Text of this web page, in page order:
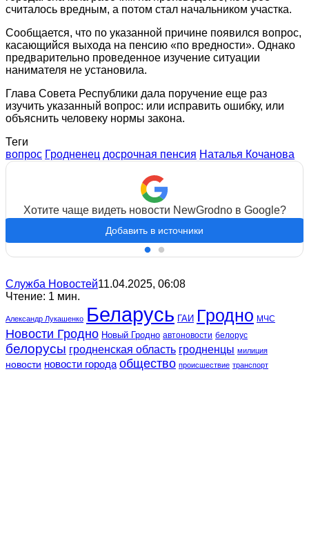
считалось вредным, а потом стал начальником участка.
Сообщается, что по указанной причине появился вопрос,
касающийся выхода на пенсию «по вредности». Однако
предварительно проведенное изучение ситуации
нанимателя не установила.
Глава Совета Республики дала поручение еще раз
изучить указанный вопрос: или исправить ошибку, или
объяснить человеку нормы закона.
Теги
вопрос Гродненец досрочная пенсия Наталья Кочанова
Хотите чаще видеть новости NewGrodno в Google?
Добавить в источники
Служба Новостей11.04.2025, 06:08
Чтение: 1 мин.
Александр Лукашенко Беларусь ГАИ Гродно МЧС
Новости Гродно Новый Гродно автоновости белорус
белорусы гродненская область гродненцы милиция
новости новости города общество происшествие транспорт